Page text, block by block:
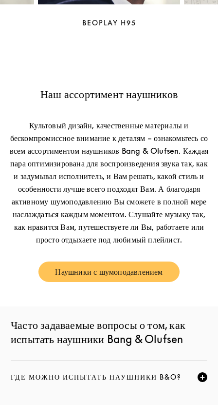
BEOPLAY H95
Наш ассортимент наушников
Культовый дизайн, качественные материалы и
бескомпромиссное внимание к деталям – ознакомьтесь со
всем ассортиментом наушников Bang & Olufsen. Каждая
пара оптимизирована для воспроизведения звука так, как
и задумывал исполнитель, и Вам решать, какой стиль и
особенности лучше всего подходят Вам. А благодаря
активному шумоподавлению Вы сможете в полной мере
наслаждаться каждым моментом. Слушайте музыку так,
как нравится Вам, путешествуете ли Вы, работаете или
просто отдыхаете под любимый плейлист.
Наушники с шумоподавлением
Link Opens in New Tab
Часто задаваемые вопросы о том, как
испытать наушники Bang & Olufsen
ГДЕ МОЖНО ИСПЫТАТЬ НАУШНИКИ B&O?
НАЖМИТЕ, ЧТОБЫ РАЗВЕРНУТЬ ОПИСАНИЕ И